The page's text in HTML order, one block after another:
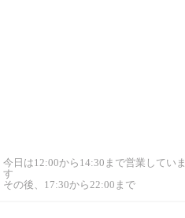
今日は12:00から14:30まで営業していま
す
その後、17:30から22:00まで